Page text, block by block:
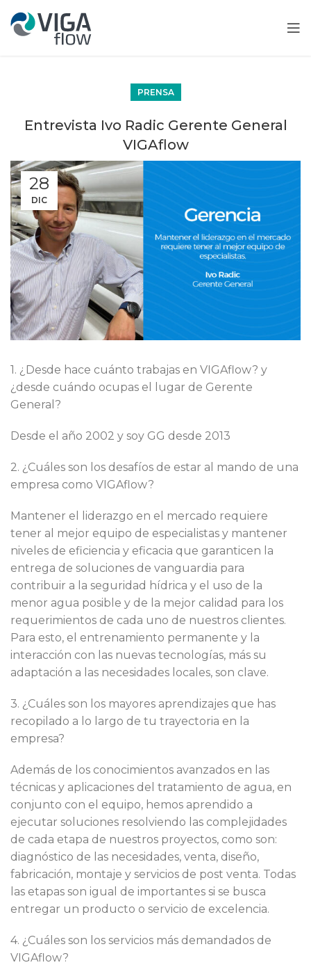
PRENSA
Entrevista Ivo Radic Gerente General
VIGAflow
28
DIC
1. ¿Desde hace cuánto trabajas en VIGAflow? y
¿desde cuándo ocupas el lugar de Gerente
General?
Desde el año 2002 y soy GG desde 2013
2. ¿Cuáles son los desafíos de estar al mando de una
empresa como VIGAflow?
Mantener el liderazgo en el mercado requiere
tener al mejor equipo de especialistas y mantener
niveles de eficiencia y eficacia que garanticen la
entrega de soluciones de vanguardia para
contribuir a la seguridad hídrica y el uso de la
menor agua posible y de la mejor calidad para los
requerimientos de cada uno de nuestros clientes.
Para esto, el entrenamiento permanente y la
interacción con las nuevas tecnologías, más su
adaptación a las necesidades locales, son clave.
3. ¿Cuáles son los mayores aprendizajes que has
recopilado a lo largo de tu trayectoria en la
empresa?
Además de los conocimientos avanzados en las
técnicas y aplicaciones del tratamiento de agua, en
conjunto con el equipo, hemos aprendido a
ejecutar soluciones resolviendo las complejidades
de cada etapa de nuestros proyectos, como son:
diagnóstico de las necesidades, venta, diseño,
fabricación, montaje y servicios de post venta. Todas
las etapas son igual de importantes si se busca
entregar un producto o servicio de excelencia.
4. ¿Cuáles son los servicios más demandados de
VIGAflow?